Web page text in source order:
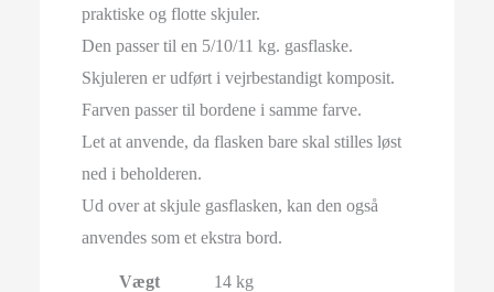
praktiske og flotte skjuler.
Den passer til en 5/10/11 kg. gasflaske.
Skjuleren er udført i vejrbestandigt komposit.
Farven passer til bordene i samme farve.
Let at anvende, da flasken bare skal stilles løst
ned i beholderen.
Ud over at skjule gasflasken, kan den også
anvendes som et ekstra bord.
Vægt 14 kg